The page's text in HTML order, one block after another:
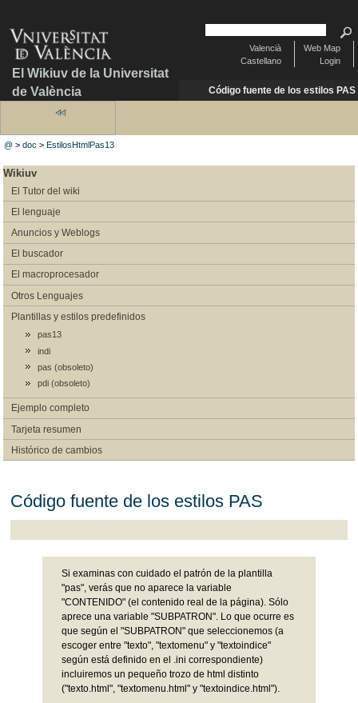
El Wikiuv de la Universitat
de València
Web Map
Login
Valencià
Castellano
Código fuente de los estilos PAS
@ >doc >EstilosHtmlPas13
Wikiuv
El Tutor del wiki
El lenguaje
Anuncios y Weblogs
El buscador
El macroprocesador
Otros Lenguajes
Plantillas y estilos predefinidos
pas13
indi
pas (obsoleto)
pdi (obsoleto)
Ejemplo completo
Tarjeta resumen
Histórico de cambios
Código fuente de los estilos PAS
Si examinas con cuidado el patrón de la plantilla
"pas", verás que no aparece la variable
"CONTENIDO" (el contenido real de la página). Sólo
aprece una variable "SUBPATRON". Lo que ocurre es
que según el "SUBPATRON" que seleccionemos (a
escoger entre "texto", "textomenu" y "textoindice"
según está definido en el .ini correspondiente)
incluiremos un pequeño trozo de html distinto
("texto.html", "textomenu.html" y "textoindice.html").